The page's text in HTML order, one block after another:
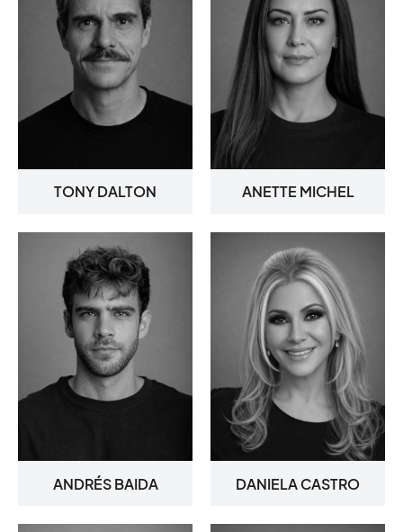
TONY DALTON ANETTE MICHEL
ANDRÉS BAIDA DANIELA CASTRO